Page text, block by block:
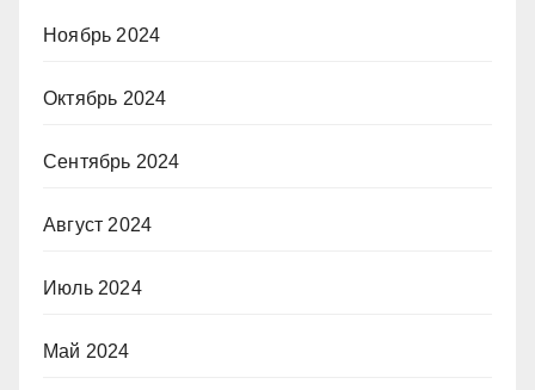
Ноябрь 2024
Октябрь 2024
Сентябрь 2024
Август 2024
Июль 2024
Май 2024